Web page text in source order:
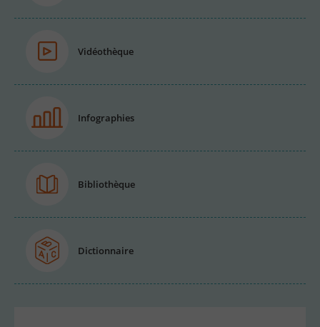
Vidéothèque
Infographies
Bibliothèque
Dictionnaire